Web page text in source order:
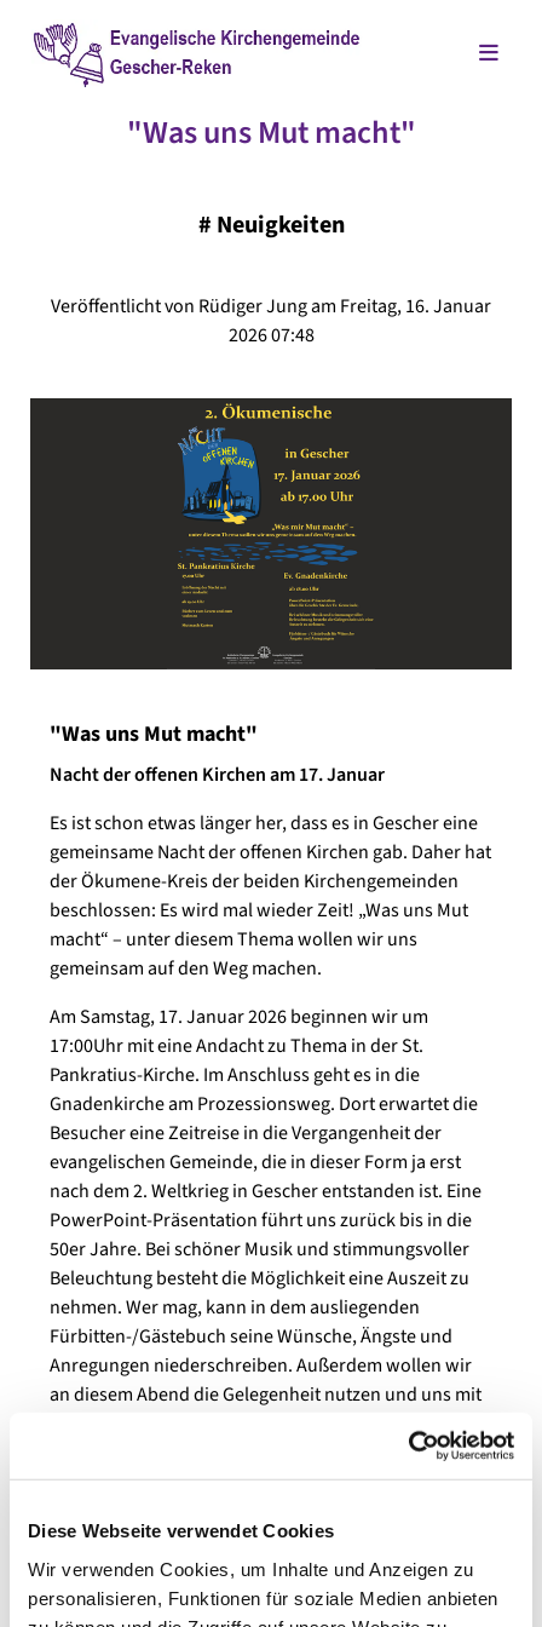
Diese Webseite verwendet Cookies
Wir verwenden Cookies, um Inhalte und Anzeigen zu
personalisieren, Funktionen für soziale Medien anbieten
"Was uns Mut macht"
# Neuigkeiten
Veröffentlicht von Rüdiger Jung am Freitag, 16. Januar
2026 07:48
"Was uns Mut macht"
Nacht der offenen Kirchen am 17. Januar
Es ist schon etwas länger her, dass es in Gescher eine
gemeinsame Nacht der offenen Kirchen gab. Daher hat
der Ökumene-Kreis der beiden Kirchengemeinden
beschlossen: Es wird mal wieder Zeit! „Was uns Mut
macht“ – unter diesem Thema wollen wir uns
gemeinsam auf den Weg machen.
Am Samstag, 17. Januar 2026 beginnen wir um
17:00Uhr mit eine Andacht zu Thema in der St.
Pankratius-Kirche. Im Anschluss geht es in die
Gnadenkirche am Prozessionsweg. Dort erwartet die
Besucher eine Zeitreise in die Vergangenheit der
evangelischen Gemeinde, die in dieser Form ja erst
nach dem 2. Weltkrieg in Gescher entstanden ist. Eine
PowerPoint-Präsentation führt uns zurück bis in die
50er Jahre. Bei schöner Musik und stimmungsvoller
Beleuchtung besteht die Möglichkeit eine Auszeit zu
nehmen. Wer mag, kann in dem ausliegenden
Fürbitten-/Gästebuch seine Wünsche, Ängste und
Anregungen niederschreiben. Außerdem wollen wir
an diesem Abend die Gelegenheit nutzen und uns mit
„Dilexi te“, der ersten Lehrschrift Papst Leo XIV.
es auch in der St. Pankratius-Kirche ein Angebot: eine
warme, gemütliche Beleuchtung, Musik und Bücher
laden zum Verweilen ein. Zudem wird eine
Ausstellung über das Leben und Wirken des